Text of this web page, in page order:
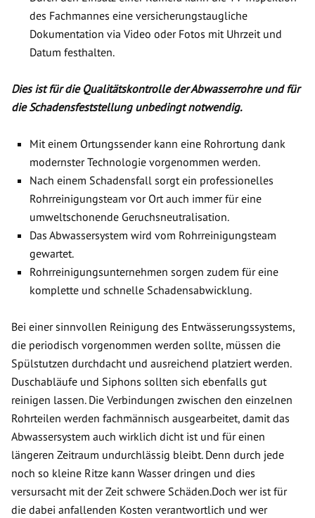
des Fachmannes eine versicherungstaugliche
Dokumentation via Video oder Fotos mit Uhrzeit und
Datum festhalten.
Dies ist für die Qualitätskontrolle der Abwasserrohre und für
die Schadensfeststellung unbedingt notwendig.
Mit einem Ortungssender kann eine Rohrortung dank
modernster Technologie vorgenommen werden.
Nach einem Schadensfall sorgt ein professionelles
Rohrreinigungsteam vor Ort auch immer für eine
umweltschonende Geruchsneutralisation.
Das Abwassersystem wird vom Rohrreinigungsteam
gewartet.
Rohrreinigungsunternehmen sorgen zudem für eine
komplette und schnelle Schadensabwicklung.
Bei einer sinnvollen Reinigung des Entwässerungssystems,
die periodisch vorgenommen werden sollte, müssen die
Spülstutzen durchdacht und ausreichend platziert werden.
Duschabläufe und Siphons sollten sich ebenfalls gut
reinigen lassen. Die Verbindungen zwischen den einzelnen
Rohrteilen werden fachmännisch ausgearbeitet, damit das
Abwassersystem auch wirklich dicht ist und für einen
längeren Zeitraum undurchlässig bleibt. Denn durch jede
noch so kleine Ritze kann Wasser dringen und dies
versursacht mit der Zeit schwere Schäden.Doch wer ist für
die dabei anfallenden Kosten verantwortlich und wer